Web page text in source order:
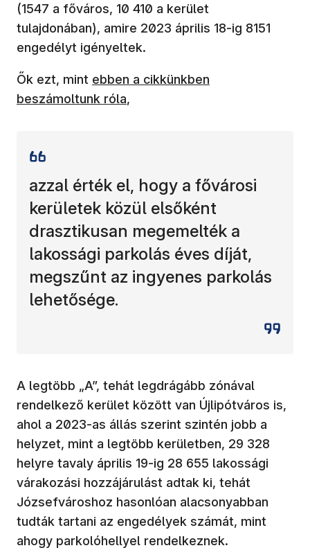
(1547 a főváros, 10 410 a kerület
tulajdonában), amire 2023 április 18-ig 8151
engedélyt igényeltek.
Ők ezt, mint (új ablakban nyílik meg)
ebben a cikkünkben
beszámoltunk róla,
azzal érték el, hogy a fővárosi
kerületek közül elsőként
drasztikusan megemelték a
lakossági parkolás éves díját,
megszűnt az ingyenes parkolás
lehetősége.
A legtöbb „A”, tehát legdrágább zónával
rendelkező kerület között van Újlipótváros is,
ahol a 2023-as állás szerint szintén jobb a
helyzet, mint a legtöbb kerületben, 29 328
helyre tavaly április 19-ig 28 655 lakossági
várakozási hozzájárulást adtak ki, tehát
Józsefvároshoz hasonlóan alacsonyabban
tudták tartani az engedélyek számát, mint
ahogy parkolóhellyel rendelkeznek.